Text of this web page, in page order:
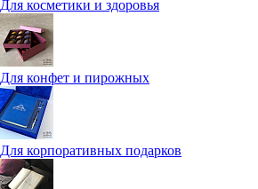
Для косметики и здоровья
Для конфет и пирожных
Для корпоративных подарков